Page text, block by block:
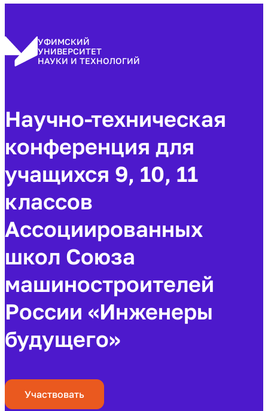
УФИМСКИЙ
УНИВЕРСИТЕТ
НАУКИ И ТЕХНОЛОГИЙ
Научно-техническая
конференция для
учащихся 9, 10, 11
классов
Ассоциированных
школ Союза
машиностроителей
России «Инженеры
будущего»
Участвовать